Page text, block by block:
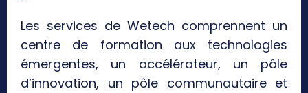
Les services de Wetech comprennent un
centre de formation aux technologies
émergentes, un accélérateur, un pôle
d’innovation, un pôle communautaire et